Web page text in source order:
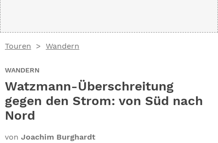
Touren Wandern
WANDERN
Watzmann-Überschreitung
gegen den Strom: von Süd nach
Nord
von Joachim Burghardt
GEWINNEN